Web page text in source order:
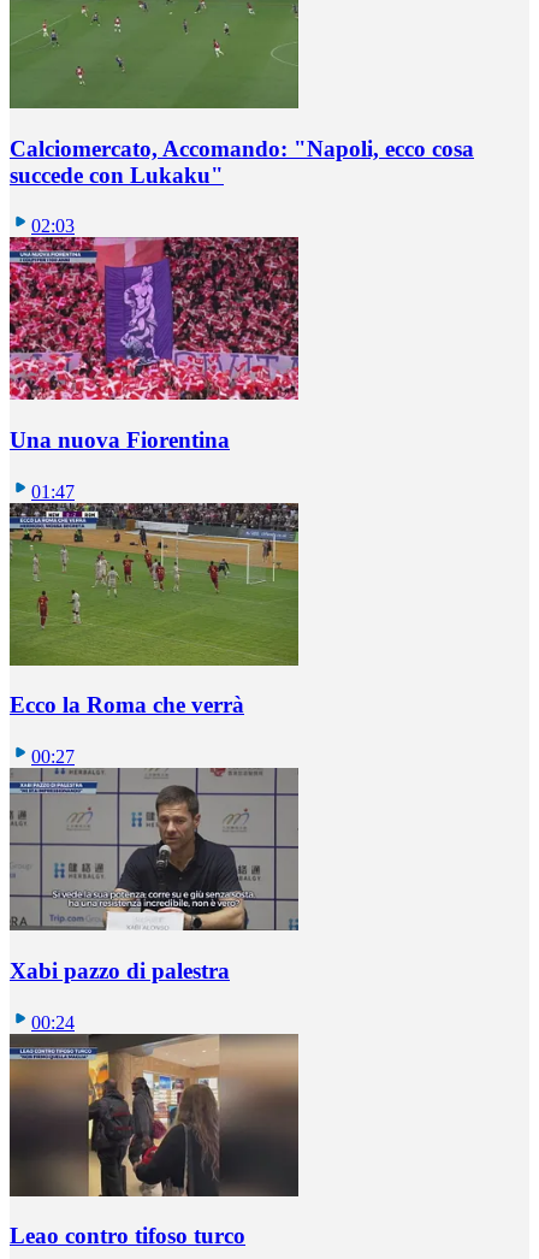
Calciomercato, Accomando: "Napoli, ecco cosa
succede con Lukaku"
02:03
Una nuova Fiorentina
01:47
Ecco la Roma che verrà
00:27
Xabi pazzo di palestra
00:24
Leao contro tifoso turco